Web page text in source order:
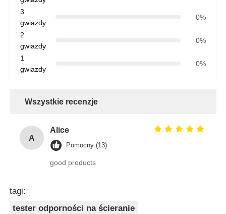
3
gwiazdy
0%
2
gwiazdy
0%
1
gwiazdy
0%
Wszystkie recenzje
A
Alice
Pomocny (13)
good products
tagi:
tester odporności na ścieranie